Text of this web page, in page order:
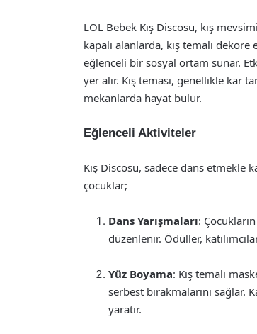
LOL Bebek Kış Discosu, kış
kapalı alanlarda, kış temalı
eğlenceli bir sosyal ortam sunar.
yer alır. Kış teması, genellikle kar
mekanlarda hayat bulur.
Eğlenceli Aktiviteler
Kış Discosu, sadece dans etmekle
çocuklar;
Dans Yarışmaları:
düzenlenir. Ödüller,
Yüz Boyama: Kış temalı
serbest bırakmalarını
yaratır.